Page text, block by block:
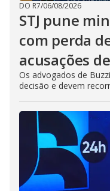
DO R7/06/08/2026
STJ pune
com perda
acusações
Os advogados de
decisão e devem